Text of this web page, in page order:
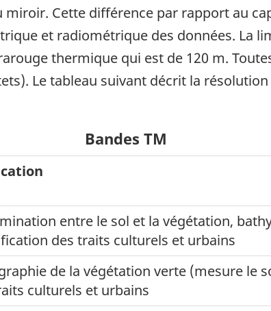
Cette différence par rapport au
et radiométrique des données. La
thermique qui est de 120 m.
Le tableau suivant décrit la
Bandes TM
entre le sol et la végétation,
des traits culturels et urbains
de la végétation verte (mesure le
culturels et urbains